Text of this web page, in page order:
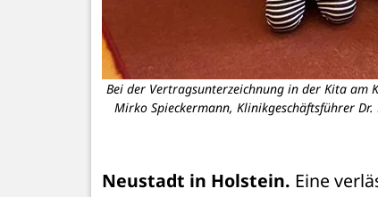
Bei der Vertragsunterzeichnung in der Kita am
Mirko Spieckermann, Klinikgeschäftsführer
Neustadt in Holstein. Eine